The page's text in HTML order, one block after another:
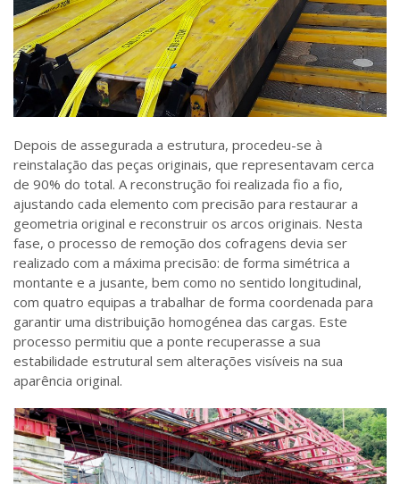
Depois de assegurada a estrutura, procedeu-se à
reinstalação das peças originais, que representavam cerca
de 90% do total. A reconstrução foi realizada fio a fio,
ajustando cada elemento com precisão para restaurar a
geometria original e reconstruir os arcos originais. Nesta
fase, o processo de remoção dos cofragens devia ser
realizado com a máxima precisão: de forma simétrica a
montante e a jusante, bem como no sentido longitudinal,
com quatro equipas a trabalhar de forma coordenada para
garantir uma distribuição homogénea das cargas. Este
processo permitiu que a ponte recuperasse a sua
estabilidade estrutural sem alterações visíveis na sua
aparência original.